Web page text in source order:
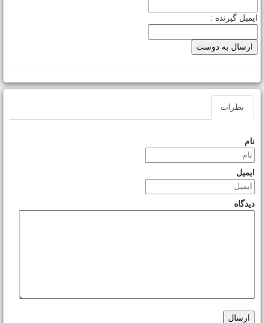
گیرنده :
نظرات
نام
ایمیل
دیدگاه
ارسال